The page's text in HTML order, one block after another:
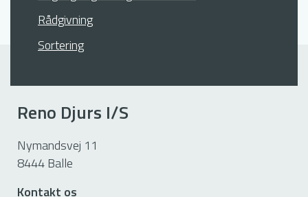
Glesborg.
Let Køb, Stokkebro 77, Gjerrild, 8500
Grenaa.
Glesborg
Mørke.
Pindstrup
Rådgivning
Sortering
Reno Djurs I/S
Nymandsvej 11
8444 Balle
Kontakt os